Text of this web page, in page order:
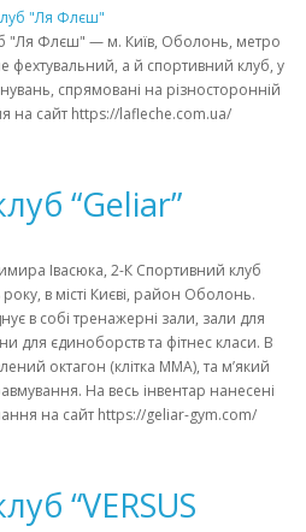
"Ля Флєш" — м. Київ, Оболонь, метро
а й спортивний клуб, у
спрямовані на різносторонній
на сайт https://lafleche.com.ua/
“Geliar”
Івасюка, 2-К Спортивний клуб
в місті Києві, район Оболонь.
в собі тренажерні зали, зали для
для єдиноборств та фітнес класи. В
октагон (клітка ММА), та м’який
На весь інвентар нанесені
на сайт https://geliar-gym.com/
“VERSUS